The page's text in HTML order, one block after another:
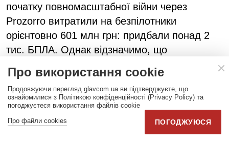
початку повномасштабної війни через
Prozorro витратили на безпілотники
орієнтовно 601 млн грн: придбали понад 2
тис. БПЛА. Однак відзначимо, що
Prozorro апарати. Певний час замовники
мали право підписувати контракти напряму
без тендерів – і звітувати про це в
електронній системі вже після закінчення
Про використання cookie
Продовжуючи перегляд glavcom.ua ви підтверджуєте, що
ознайомилися з Політикою конфіденційності (Privacy Policy) та
погоджуєтеся використання файлів cookie
Про файли cookies
ПОГОДЖУЮСЯ